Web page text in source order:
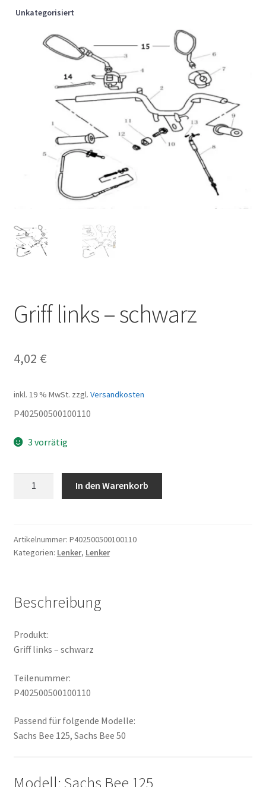
Unkategorisiert
Griff links – schwarz
4,02 €
inkl. 19 % MwSt. zzgl. Versandkosten
P402500500100110
3 vorrätig
Menge
In den Warenkorb
Artikelnummer: P402500500100110
Kategorien: Lenker, Lenker
Beschreibung
Produkt:
Griff links – schwarz
Teilenummer:
P402500500100110
Passend für folgende Modelle:
Sachs Bee 125, Sachs Bee 50
Modell: Sachs Bee 125